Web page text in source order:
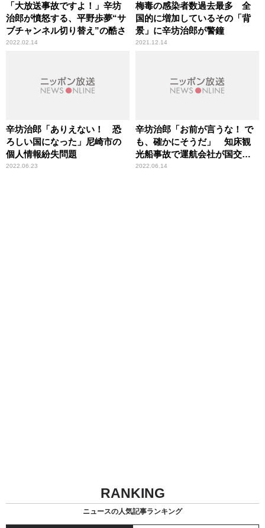
「大放送事故ですよ！」辛坊
治郎が憤怒する、平野歩夢“サ
ブチャンネル切り替え”の酷さ
2022.02.14
梅毒の感染者数過去最多 全
国的に増加しているその「背
景」に辛坊治郎が警鐘
2021.12.14
辛坊治郎「ありえない！ 恐
ろしい国になった」尼崎市の
個人情報紛失問題
2022.06.23
辛坊治郎「お前が言うな！ で
も、確かにそうだ」 知床観
光船事故で運航会社が国交省
に陳情書提出「責任は国にも
2022.06.14
RANKING
ニュースの人気記事ランキング